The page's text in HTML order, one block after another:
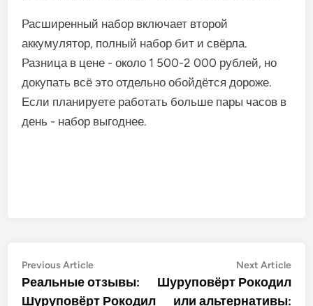
Расширенный набор включает второй
аккумулятор, полный набор бит и свёрла.
Разница в цене - около 1 500-2 000 рублей, но
докупать всё это отдельно обойдётся дороже.
Если планируете работать больше пары часов в
день - набор выгоднее.
Post
navigation
Previous ArticlePrevious
article:
Реальные отзывы:
Шуруповёрт Рокодил
Next Article
Шуруповёрт Рокодил
или альтернативы: